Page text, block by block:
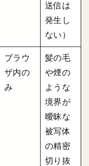
送信は
発生し
ない）
ブラウ
ザ内の
み
髪の毛
や煙の
ような
境界が
曖昧な
被写体
の精密
切り抜